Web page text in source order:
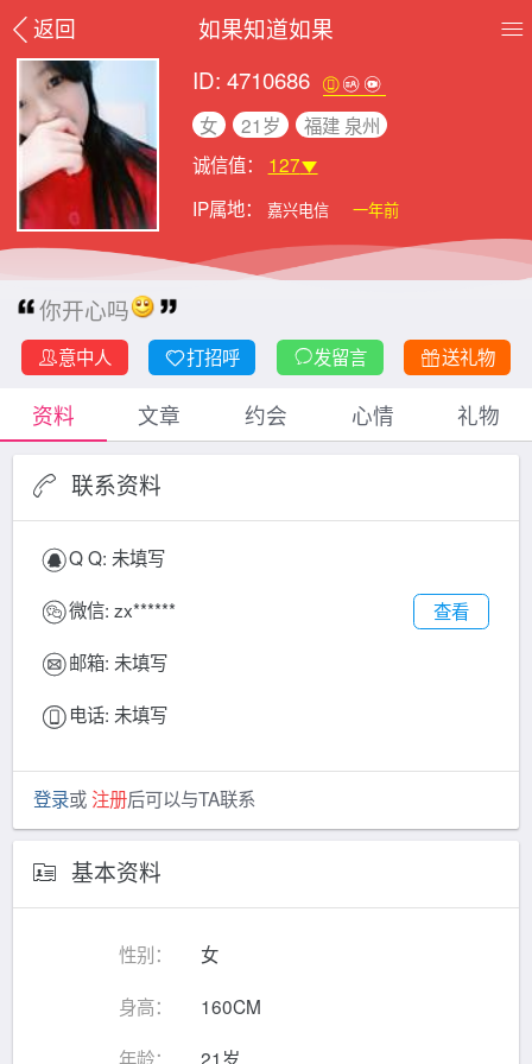
返回
如果知道如果
ID: 4710686
女 21岁
福建 泉州
诚信值： 127
IP属地：
嘉兴电信 一年前
你开心吗
意中人 打招呼 发留言 送礼物
资料 文章 约会 心情 礼物
联系资料
Q Q: 未填写
微信: zx******
查看
邮箱: 未填写
电话: 未填写
登录或注册后可以与TA联系
基本资料
性别：
女
身高：
160CM
年龄：
21岁